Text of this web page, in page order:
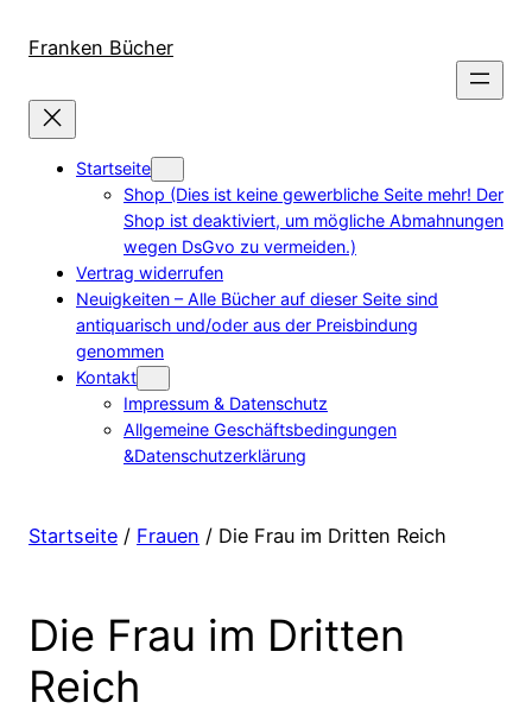
zum
wechseln
Franken Bücher
Startseite
Shop (Dies ist keine gewerbliche Seite mehr! Der
Shop ist deaktiviert, um mögliche Abmahnungen
wegen DsGvo zu vermeiden.)
Vertrag widerrufen
Neuigkeiten – Alle Bücher auf dieser Seite sind
antiquarisch und/oder aus der Preisbindung
genommen
Kontakt
Impressum & Datenschutz
Allgemeine Geschäftsbedingungen
&Datenschutzerklärung
Startseite / Frauen / Die Frau im Dritten Reich
Die Frau im Dritten
Reich